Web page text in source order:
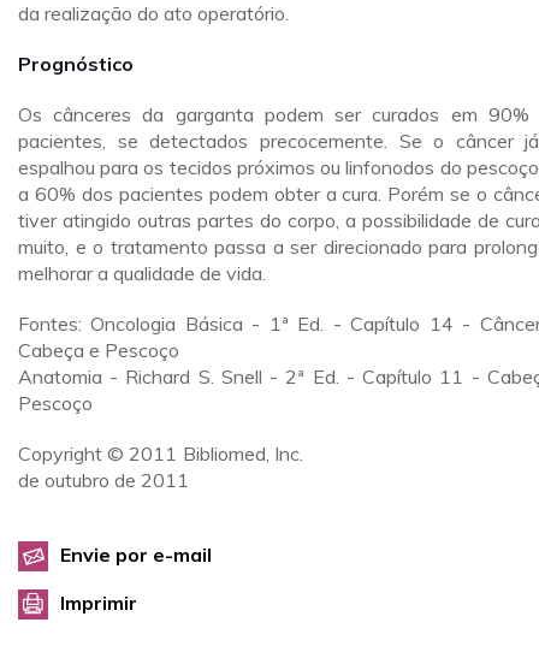
da realização do ato operatório.
Prognóstico
Os cânceres da garganta podem ser curados em 90%
pacientes, se detectados precocemente. Se o câncer
espalhou para os tecidos próximos ou linfonodos do
a 60% dos pacientes podem obter a cura. Porém se o
tiver atingido outras partes do corpo, a possibilidade de
muito, e o tratamento passa a ser direcionado para
melhorar a qualidade de vida.
Fontes: Oncologia Básica - 1ª Ed. - Capítulo 14 -
Cabeça e Pescoço
Anatomia - Richard S. Snell - 2ª Ed. - Capítulo 11 -
Pescoço
Copyright © 2011 Bibliomed, Inc.
de outubro de 2011
Envie por e-mail
Imprimir